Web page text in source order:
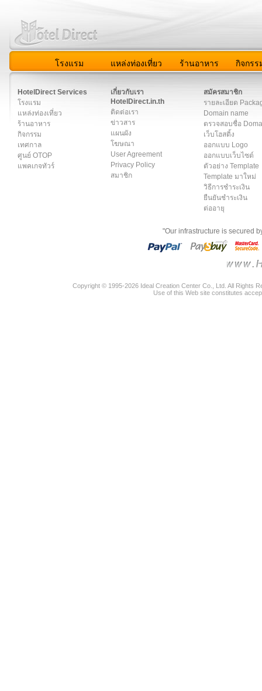
โรงแรม แหล่งท่องเที่ยว ร้านอาหาร กิจกรร
HotelDirect Services
โรงแรม
แหล่งท่องเที่ยว
ร้านอาหาร
กิจกรรม
เทศกาล
ศูนย์ OTOP
แพคเกจทัวร์
เกี่ยวกับเรา
HotelDirect.in.th
ติดต่อเรา
ข่าวสาร
แผนผัง
โฆษณา
User Agreement
Privacy Policy
สมาชิก
สมัครสมาชิก
รายละเอียด
Domain name
ตรวจสอบชื่อ
เว็บโฮสติ้ง
ออกแบบ Logo
ออกแบบเว็บไซต์
ตัวอย่าง Template
Template มาใหม่
วิธีการชำระเงิน
ยืนยันชำระเงิน
ต่ออายุ
"Our infrastructure is secured
Copyright © 1995-2026 Ideal Creation Center Co., Ltd. All Rights
Use of this Web site constitutes